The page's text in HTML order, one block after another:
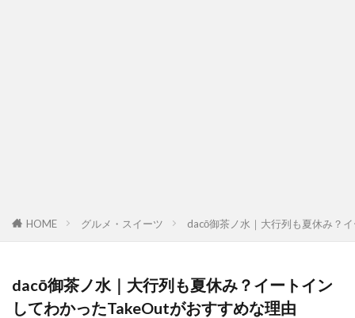
HOME グルメ・スイーツ dacō御茶ノ水｜大行列も夏休み？
dacō御茶ノ水｜大行列も夏休み？イートイン
してわかったTakeOutがおすすめな理由